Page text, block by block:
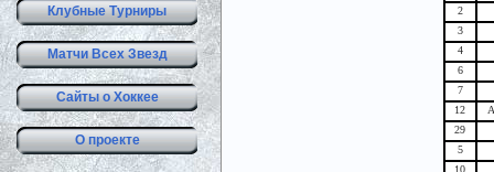
Клубные Турниры
Матчи Всех Звезд
Сайты о Хоккее
О проекте
2
3
4
6
7
12
29
5